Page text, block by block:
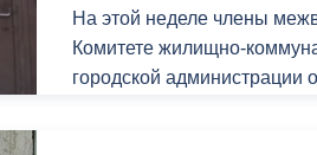
На этой неделе члены
Комитете жилищно-
городской администрации